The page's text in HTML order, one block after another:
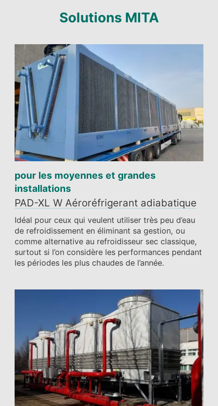
Solutions MITA
pour les moyennes et grandes
installations
PAD-XL W Aéroréfrigerant adiabatique
Idéal pour ceux qui veulent utiliser très peu d’eau
de refroidissement en éliminant sa gestion, ou
comme alternative au refroidisseur sec classique,
surtout si l’on considère les performances pendant
les périodes les plus chaudes de l’année.